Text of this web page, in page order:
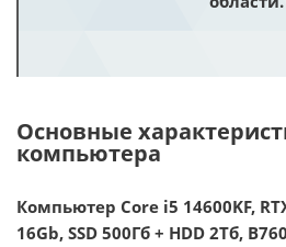
Основные
компьютера
Компьютер Core i5 14600KF,
16Gb, SSD 500Гб + HDD 2Тб,